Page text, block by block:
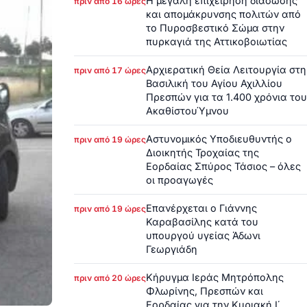
και απομάκρυνσης πολιτών από
το Πυροσβεστικό Σώμα στην
πυρκαγιά της Αττικοβοιωτίας
πριν από 17 ώρεςΑρχιερατική Θεία Λειτουργία στη
Βασιλική του Αγίου Αχιλλίου
Πρεσπών για τα 1.400 χρόνια του
ΑκαθίστουΎμνου
πριν από 19 ώρεςΑστυνομικός Υποδιευθυντής ο
Διοικητής Τροχαίας της
Εορδαίας Σπύρος Τάσιος – όλες
οι προαγωγές
πριν από 19 ώρεςΕπανέρχεται ο Γιάννης
Καραβασίλης κατά του
υπουργού υγείας Άδωνι
Γεωργιάδη
πριν από 20 ώρεςΚήρυγμα Ιεράς Μητρόπολης
Φλωρίνης, Πρεσπών και
Εορδαίας για την Κυριακή Ι΄